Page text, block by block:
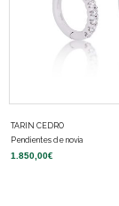
TARIN CEDRO
Pendientes de novia
1.850,00€